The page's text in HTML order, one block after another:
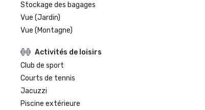
Stockage des bagages
Vue (Jardin)
Vue (Montagne)
Activités de loisirs
Club de sport
Courts de tennis
Jacuzzi
Piscine extérieure